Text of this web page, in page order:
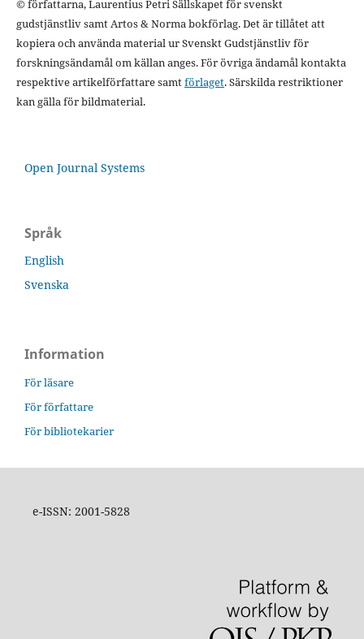
© författarna, Laurentius Petri Sällskapet för svenskt
gudstjänstliv samt Artos & Norma bokförlag. Det är tillåtet att
kopiera och använda material ur Svenskt Gudstjänstliv för
forskningsändamål om källan anges. För övriga ändamål kontakta
respektive artikelförfattare samtförlaget. Särskilda restriktioner
kan gälla för bildmaterial.
Open Journal Systems
Språk
English
Svenska
Information
För läsare
För författare
För bibliotekarier
e-ISSN: 2001-5828